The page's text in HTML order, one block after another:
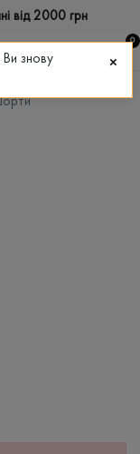
від 2000 грн
0
Ви знову